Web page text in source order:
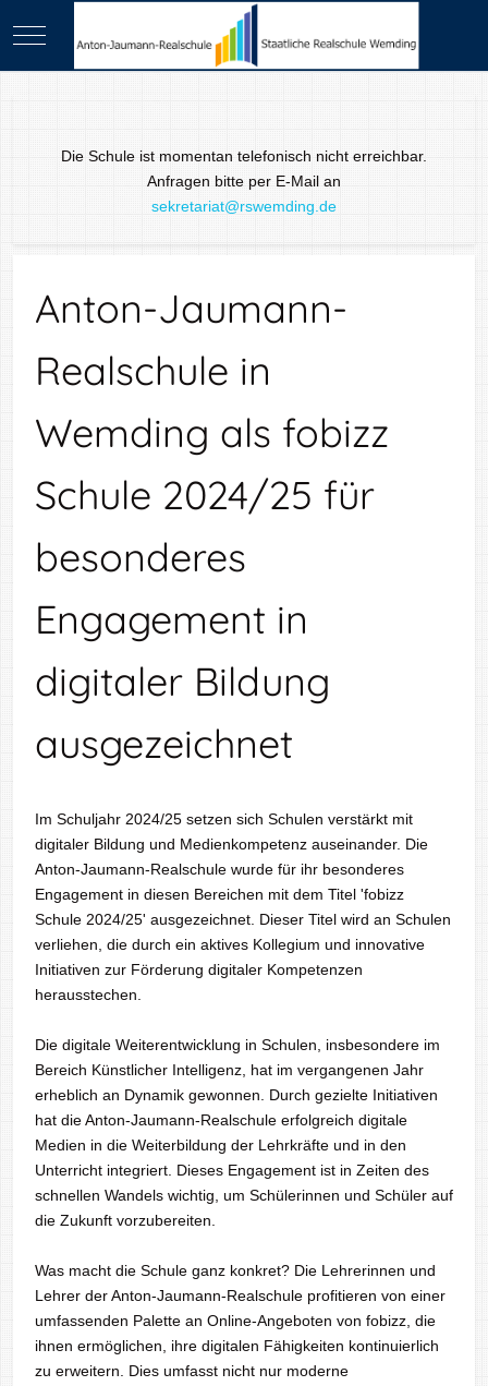
Mobile Menu Toggle
Die Schule ist momentan telefonisch nicht erreichbar.
Anfragen bitte per E-Mail an
sekretariat@rswemding.de
Anton-Jaumann-
Realschule in
Wemding als fobizz
Schule 2024/25 für
besonderes
Engagement in
digitaler Bildung
ausgezeichnet
Im Schuljahr 2024/25 setzen sich Schulen verstärkt mit
digitaler Bildung und Medienkompetenz auseinander. Die
Anton-Jaumann-Realschule wurde für ihr besonderes
Engagement in diesen Bereichen mit dem Titel 'fobizz
Schule 2024/25' ausgezeichnet. Dieser Titel wird an Schulen
verliehen, die durch ein aktives Kollegium und innovative
Initiativen zur Förderung digitaler Kompetenzen
herausstechen.
Die digitale Weiterentwicklung in Schulen, insbesondere im
Bereich Künstlicher Intelligenz, hat im vergangenen Jahr
erheblich an Dynamik gewonnen. Durch gezielte Initiativen
hat die Anton-Jaumann-Realschule erfolgreich digitale
Medien in die Weiterbildung der Lehrkräfte und in den
Unterricht integriert. Dieses Engagement ist in Zeiten des
schnellen Wandels wichtig, um Schülerinnen und Schüler auf
die Zukunft vorzubereiten.
Was macht die Schule ganz konkret? Die Lehrerinnen und
Lehrer der Anton-Jaumann-Realschule profitieren von einer
umfassenden Palette an Online-Angeboten von fobizz, die
ihnen ermöglichen, ihre digitalen Fähigkeiten kontinuierlich
zu erweitern. Dies umfasst nicht nur moderne